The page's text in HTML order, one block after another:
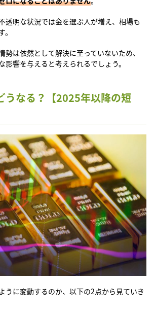
透明な状況では金を選ぶ人が増え、相場も
勢は依然として解決に至っていないため、
影響を与えると考えられるでしょう。
うなる？【2025年以降の短
うに変動するのか、以下の2点から見ていき